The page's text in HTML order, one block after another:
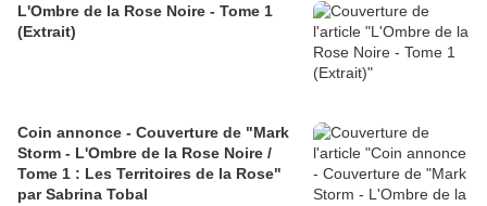
L'Ombre de la Rose Noire - Tome 1
(Extrait)
Coin annonce - Couverture de "Mark
Storm - L'Ombre de la Rose Noire /
Tome 1 : Les Territoires de la Rose"
par Sabrina Tobal